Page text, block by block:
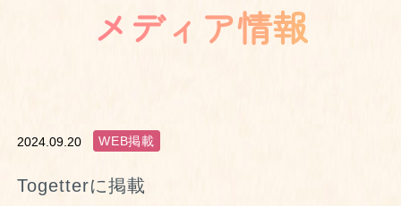
メディア情報
2024.09.20 WEB掲載
Togetterに掲載